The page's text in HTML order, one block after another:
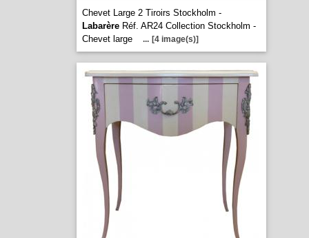
Chevet Large 2 Tiroirs Stockholm -
LabarèreRéf. AR24 Collection Stockholm -
Chevet large
... [4 image(s)]